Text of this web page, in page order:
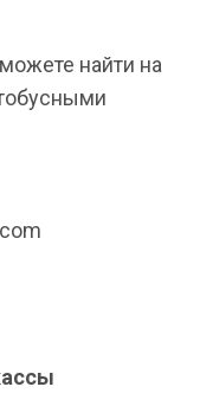
найти на